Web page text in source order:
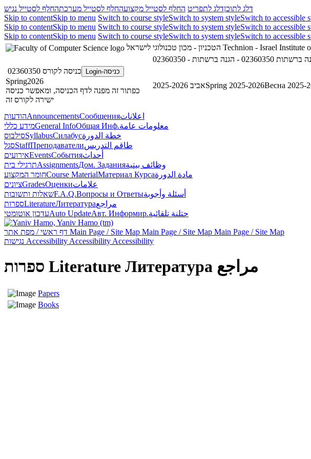
דלג לתוכןדלג לתפריט החלף לסטייל מקצועהחלף לסטייל מערכתהחלף לסטייל נגיש
Skip to contentSkip to menu Switch to course styleSwitch to system styleSwitch to accessible
Skip to contentSkip to menu Switch to course styleSwitch to system styleSwitch to accessible
Skip to contentSkip to menu Switch to course styleSwitch to system styleSwitch to accessible
Technion - Israel Institute
- הגנה ברשתות
כניסה-Login
כניסה לקורס 02360350
Spring2026
כפתור זה מפנה לדף הכניסה, ומאפשר כניסה
ישירה לקורס זה
אביב 2025-2026Spring 2025-2026Весна 2025-
הודעותAnnouncementsСообщенияاعلانات
מידע כלליGeneral InfoОбщая Инф.معلومات عامة
סילבוסSyllabusСилабусخطة الدورة
סגלStaffПреподавателиطاقم التدريس
אירועיםEventsСобытияأحداث
תרגילי ביתAssignmentsДом. Заданияوظائف بيتية
חומר המקצועCourse MaterialМатериал Курсаمادة الدورة
ציוניםGradesОценкиعلامات
שאלות ותשובותF.A.Q.Вопросы и Ответыأسئلة وأجوبة
ספרותLiteratureЛитератураمراجع
עדכון אוטומטיAuto UpdateАвт. Информир.حتلنة تلقائية
Main Page / Site Map Main Page / Site Map Main Page / Site Map
Accessibility Accessibility Accessibility
ספרות Literature Литература مراجع
Papers
Books